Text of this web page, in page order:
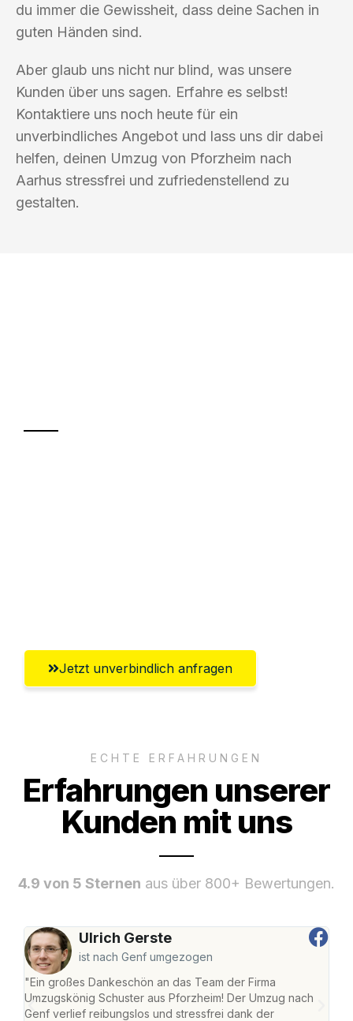
du immer die Gewissheit, dass deine Sachen in
guten Händen sind.
Aber glaub uns nicht nur blind, was unsere
Kunden über uns sagen. Erfahre es selbst!
Kontaktiere uns noch heute für ein
unverbindliches Angebot und lass uns dir dabei
helfen, deinen Umzug von Pforzheim nach
Aarhus stressfrei und zufriedenstellend zu
gestalten.
Jetzt unverbindlich anfragen
ECHTE ERFAHRUNGEN
Erfahrungen unserer
Kunden mit uns
4.9 von 5 Sternen aus über 800+ Bewertungen.
Ulrich Gerste
ist nach Genf umgezogen
"Ein großes Dankeschön an das Team der Firma
Umzugskönig Schuster aus Pforzheim! Der Umzug nach
Genf verlief reibungslos und stressfrei dank der